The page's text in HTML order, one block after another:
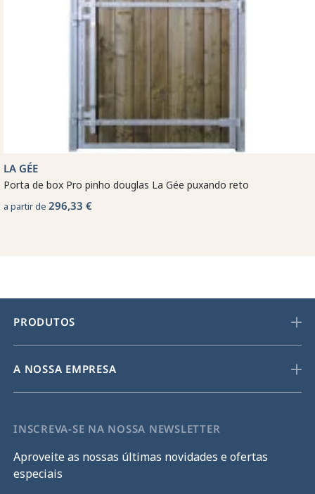
LA GÉE
Porta de box Pro pinho douglas La Gée puxando reto
a partir de 296,33 €
PRODUTOS
A NOSSA EMPRESA
INSCREVA-SE NA NOSSA NEWSLETTER
Aproveite as nossas últimas novidades e ofertas
especiais